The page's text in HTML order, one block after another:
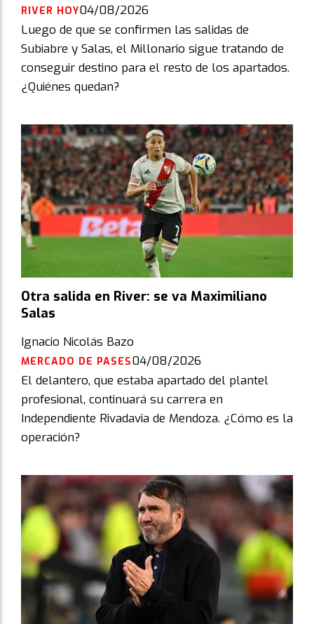
RIVER HOY04/08/2026
Luego de que se confirmen las salidas de
Subiabre y Salas, el Millonario sigue tratando de
conseguir destino para el resto de los apartados.
¿Quiénes quedan?
Otra salida en River: se va Maximiliano
Salas
Ignacio Nicolás Bazo
MERCADO DE PASES04/08/2026
El delantero, que estaba apartado del plantel
profesional, continuará su carrera en
Independiente Rivadavia de Mendoza. ¿Cómo es la
operación?